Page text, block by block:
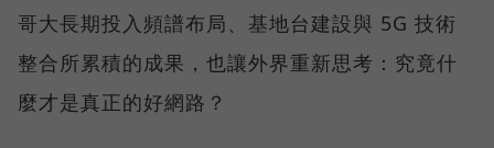
哥大長期投入頻譜布局、基地台建設與 5G 技術
整合所累積的成果，也讓外界重新思考：究竟什
麼才是真正的好網路？